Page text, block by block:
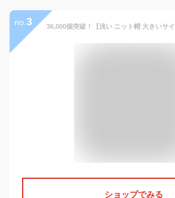
no. 3
ショップでみる